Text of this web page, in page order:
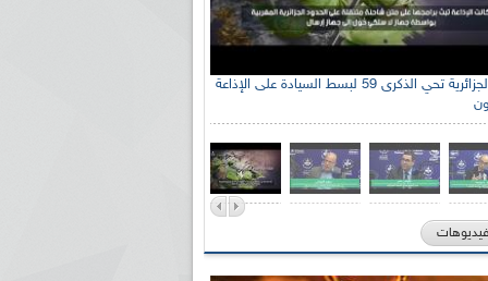
الإذاعة الجزائرية تحي الذكرى 59 لبسط السيادة على الإذاعة